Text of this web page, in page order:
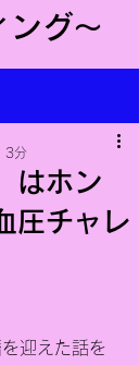
ング～
はホン
圧チャレ
3分
迎えた話を